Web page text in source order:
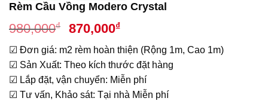
Rèm Cầu Vồng Modero Crystal
980,000₫
Giá
gốc
là:
980,000₫.
870,000₫Giá
hiện
tại
là:
870,000₫.
☑ Đơn giá: m2 rèm hoàn thiện (Rộng 1m, Cao 1m)
☑ Sản Xuất: Theo kích thước đặt hàng
☑ Lắp đặt, vận chuyển: Miễn phí
☑ Tư vấn, Khảo sát: Tại nhà Miễn phí